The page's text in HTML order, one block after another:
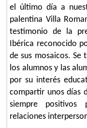
el último día a
palentina Villa
testimonio de la
Ibérica reconocido
de sus mosaicos. Se
los alumnos y las
por su interés
compartir unos días
siempre positivos
relaciones